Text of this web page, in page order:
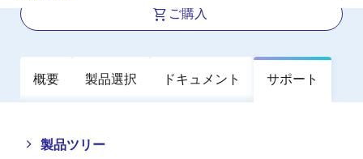
ご購入
概要 製品選択 ドキュメント サポート
製品ツリー
Close
Open